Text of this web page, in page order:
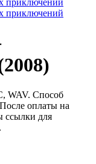
WAV. Способ
оплаты на
ссылки для